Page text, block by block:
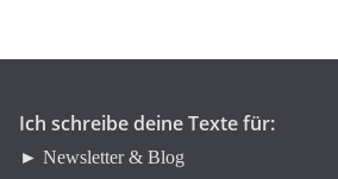
Ich schreibe deine Texte für:
► Newsletter & Blog